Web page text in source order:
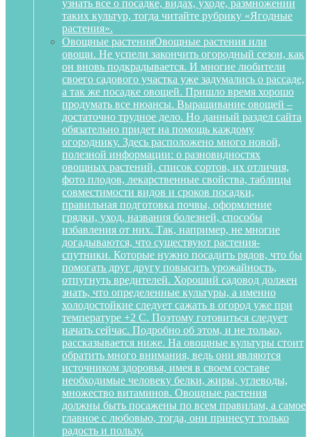
узнать все о посадке, видах, уходе, размножении
таких культур, тогда читайте рубрику «Ягодные
растения».
Овощные растенияОвощные растения или
овощи. Не успели закончить огородный сезон, как
он вновь подкрадывается. И многие любители
своего садового участка уже задумались о рассаде,
а так же посадке овощей. Пришло время хорошо
продумать все нюансы. Выращивание овощей –
достаточно трудное дело. Но данный раздел сайта
обязательно придет на помощь каждому
огороднику. Здесь расположено много новой,
полезной информации: о разновидностях
овощных растений, список сортов, их отличия,
фото плодов, лекарственные свойства, таблицы
совместимости видов и сроков посадки,
правильная подготовка почвы, оформление
грядки, уход, названия болезней, способы
избавления от них. Так, например, не многие
догадываются, что существуют растения-
спутники. Которые нужно посадить рядов, что бы
помогать друг другу повысить урожайность,
отпугнуть вредителей. Хороший садовод должен
знать, что определенные культуры, а именно
холодостойкие следует сажать в огород уже при
температуре +2 С. Поэтому готовиться следует
начать сейчас. Подробно об этом, и не только,
рассказывается ниже. На овощные культуры стоит
обратить много внимания, ведь они являются
источником здоровья, имея в своем составе
необходимые человеку белки, жиры, углеводы,
множество витаминов. Овощные растения
должны быть посажены по всем правилам, а самое
главное с любовью, тогда, они принесут только
радость и пользу.